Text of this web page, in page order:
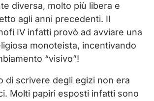
diversa, molto più libera e
agli anni precedenti. Il
IV infatti provò ad avviare una
monoteista, incentivando
“visivo”!
di scrivere degli egizi non era
Molti papiri esposti infatti sono